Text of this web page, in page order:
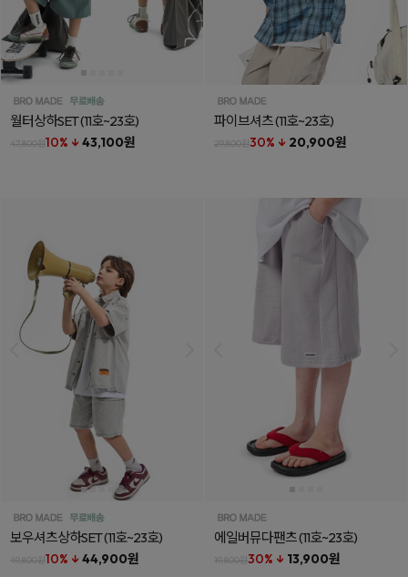
월터상하SET(11호~23호)
47,800원10% ↓ 43,100원
파이브셔츠(11호~23호)
29,800원30% ↓ 20,900원
보우셔츠상하SET(11호~23호)
49,800원10% ↓ 44,900원
에일버뮤다팬츠(11호~23호)
19,800원30% ↓ 13,900원